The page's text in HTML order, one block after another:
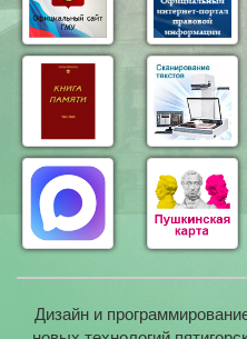
Дизайн и